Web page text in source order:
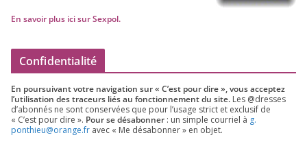
En savoir plus ici sur Sexpol.
Confidentialité
En pour­sui­vant votre navi­ga­tion sur « C’est pour dire », vous accep­tez
l’utilisation des tra­ceurs liés au fonc­tion­ne­ment du site. Les @dresses
d’a­bon­nés ne sont conser­vées que pour l’u­sage strict et exclu­sif de
« C’est pour dire ». Pour se désa­bon­ner : un simple cour­riel à g.​
ponthieu@​orange.​fr avec « Me désa­bon­ner » en objet.